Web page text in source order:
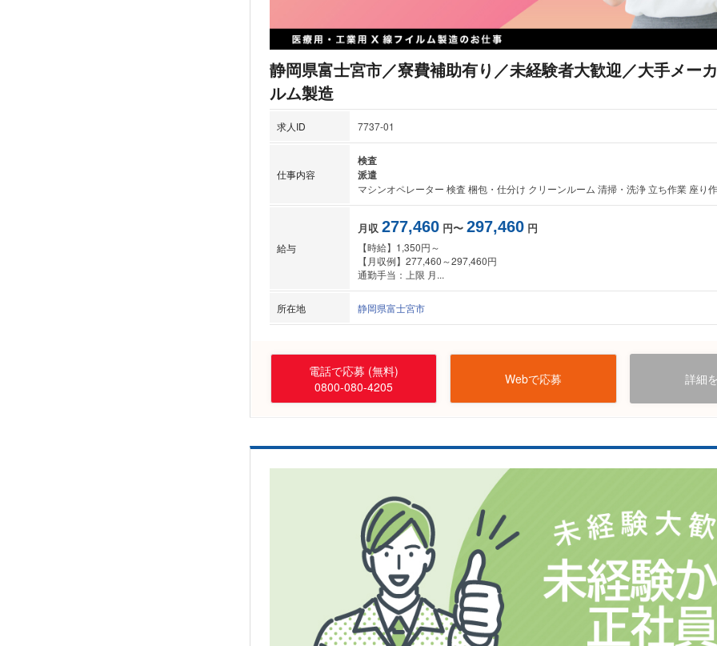
静岡県富士宮市／寮費補助有り／未経験者大歓迎／大手メー
ルム製造
求人ID 7737-01
仕事内容
検査
派遣
マシンオペレーター 検査 梱包・仕分け クリーンルーム 清掃・洗浄 立ち作業 座り
給与
月収 277,460 円〜 297,460 円
【時給】1,350円～
【月収例】277,460～297,460円
通勤手当：上限 月...
所在地 静岡県富士宮市
電話で応募 (無料)
0800-080-4205
Webで応募 詳細